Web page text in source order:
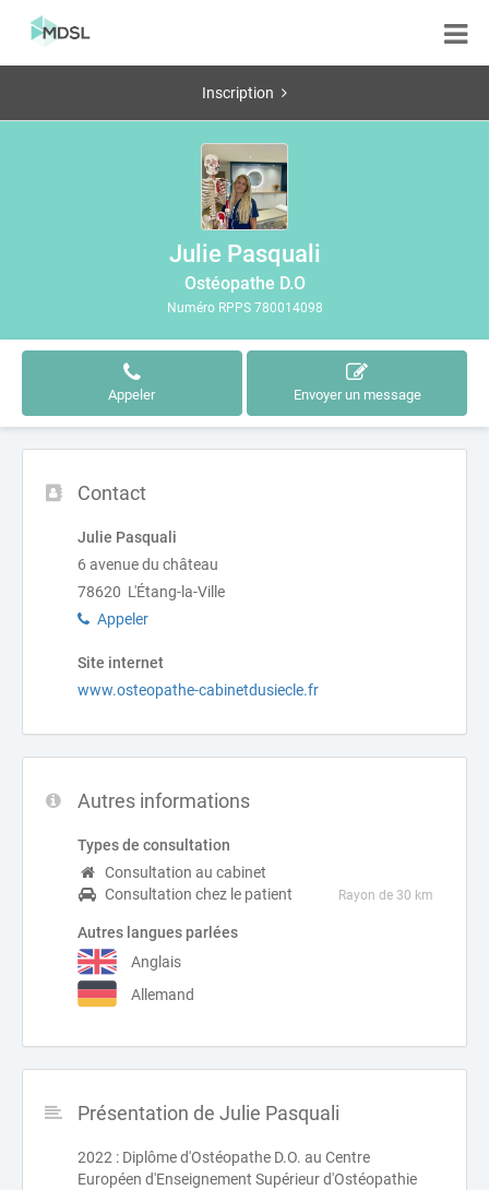
Inscription
Julie Pasquali
Ostéopathe D.O
Numéro RPPS 780014098
Appeler Envoyer un message
Contact
Julie Pasquali
6 avenue du château
78620 L'Étang-la-Ville
Appeler
Site internet
www.osteopathe-cabinetdusiecle.fr
Autres informations
Types de consultation
Consultation au cabinet
Consultation chez le patient
Rayon de 30 km
Autres langues parlées
Anglais
Allemand
Présentation de Julie Pasquali
2022 : Diplôme d'Ostéopathe D.O. au Centre
Européen d'Enseignement Supérieur d'Ostéopathie